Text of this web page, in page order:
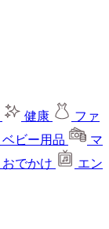
健康
ファ
ベビー用品
マ
おでかけ
エン